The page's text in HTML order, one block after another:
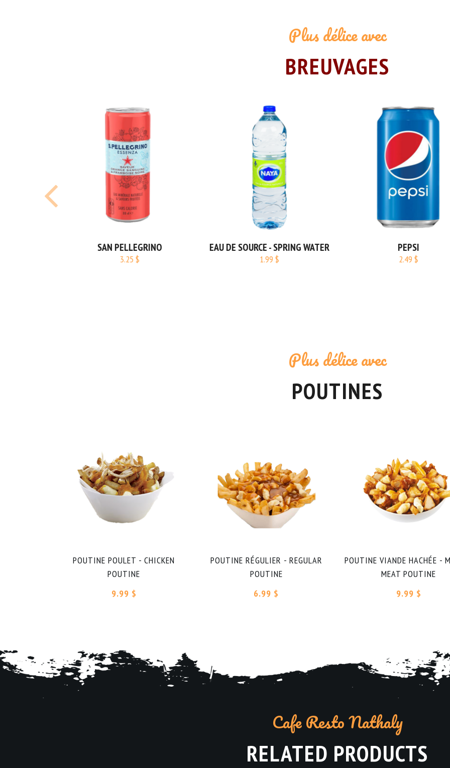
Plus délice avec
BREUVAGES
SAN PELLEGRINO
3.25 $
EAU DE SOURCE - SPRING WATER
1.99 $
PEPSI
2.49 $
Plus délice avec
POUTINES
POUTINE POULET - CHICKEN
POUTINE
9.99 $
POUTINE RÉGULIER - REGULAR
POUTINE
6.99 $
POUTINE VIANDE HACHÉE -
MEAT POUTINE
9.99 $
Cafe Resto Nathaly
RELATED PRODUCTS